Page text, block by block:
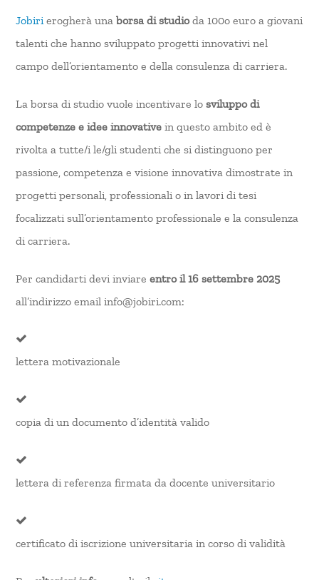
Jobirierogherà unaborsa di studioda 100o euro a giovani
talenti che hanno sviluppato progetti innovativi nel
campo dell’orientamento e della consulenza di carriera.
La borsa di studio vuole incentivare losviluppo di
competenze e idee innovative in questo ambito ed è
rivolta a tutte/i le/gli studenti che si distinguono per
passione, competenza e visione innovativa dimostrate in
progetti personali, professionali o in lavori di tesi
focalizzati sull’orientamento professionale e la consulenza
di carriera.
Per candidarti devi inviareentro il 16 settembre 2025
all’indirizzo email info@jobiri.com:
lettera motivazionale
copia di un documento d’identità valido
lettera di referenza firmata da docente universitario
certificato di iscrizione universitaria in corso di validità